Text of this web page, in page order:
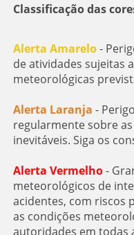
Classificação das
Alerta Amarelo-
de atividades sujeitas
meteorológicas
Alerta Laranja -
regularmente sobre
inevitáveis. Siga os
Alerta Vermelho-
meteorológicos de
acidentes, com riscos
as condições
autoridades em todas